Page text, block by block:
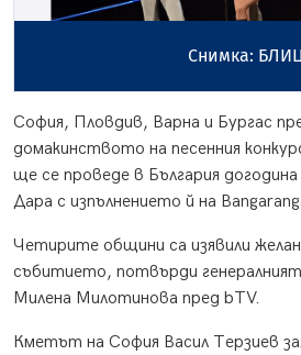
Снимка:
София, Пловдив, Варна и Бургас
домакинството на песенния
ще се проведе в България
Дара с изпълнението й на
Четирите общини са изявили
събитието, потвърди
Милена Милотинова пред bTV.
Кметът на София Васил Терзиев